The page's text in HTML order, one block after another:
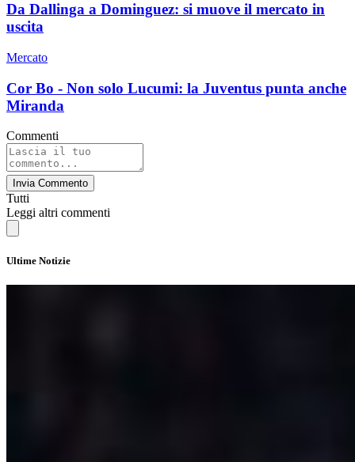
Da Dallinga a Dominguez: si muove il mercato in
uscita
Mercato
Cor Bo - Non solo Lucumi: la Juventus punta anche
Miranda
Commenti
Invia Commento
Tutti
Leggi altri commenti
Ultime Notizie